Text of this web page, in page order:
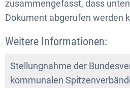
zusammengefasst, dass
Dokument abgerufen werden
Weitere Informationen:
Stellungnahme der
kommunalen